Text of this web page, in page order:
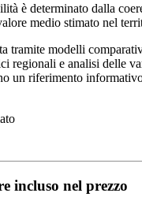
è determinato dalla
medio stimato nel
tramite modelli
regionali e analisi delle
un riferimento
incluso nel prezzo